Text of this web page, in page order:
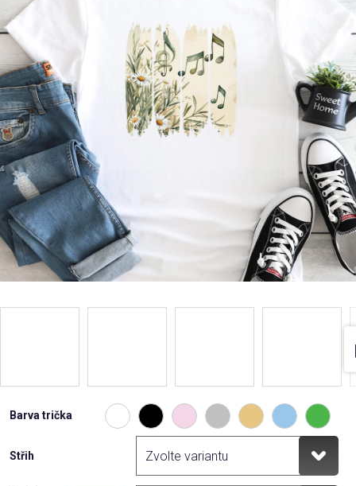
Oblečení
Přihlášení
Barva trička
Střih